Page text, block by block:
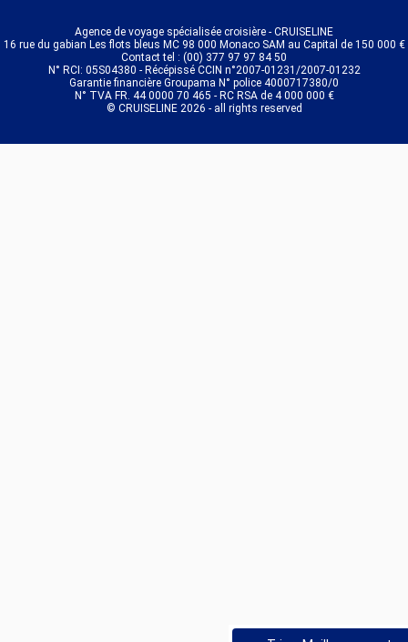
Agence de voyage spécialisée croisière - CRUISELINE
16 rue du gabian Les flots bleus MC 98 000 Monaco SAM au Capital de 150 000 €
Contact tel : (00) 377 97 97 84 50
N° RCI: 05S04380 - Récépissé CCIN n°2007-01231/2007-01232
Garantie financière Groupama N° police 4000717380/0
N° TVA FR. 44 0000 70 465 - RC RSA de 4 000 000 €
© CRUISELINE 2026 - all rights reserved